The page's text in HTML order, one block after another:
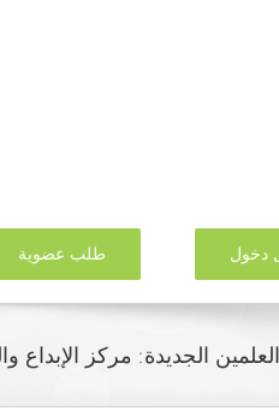
دخول طلب عضوية
الجديدة: مركز الإبداع